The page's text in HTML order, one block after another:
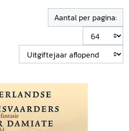
Aantal per pagina: